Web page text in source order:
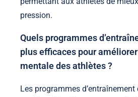
pression.
Quels programmes
plus efficaces pour
mentale des athlètes ?
Les programmes